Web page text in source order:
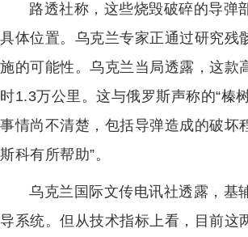
路透社称，这些烧毁破碎的导弹
具体位置。乌克兰专家正通过研究残
施的可能性。乌克兰当局透露，这款
时1.3万公里。这与俄罗斯声称的“榛
事情尚不清楚，包括导弹造成的破坏
斯科有所帮助”。
乌克兰国际文传电讯社透露，基
导系统。但从技术指标上看，目前这